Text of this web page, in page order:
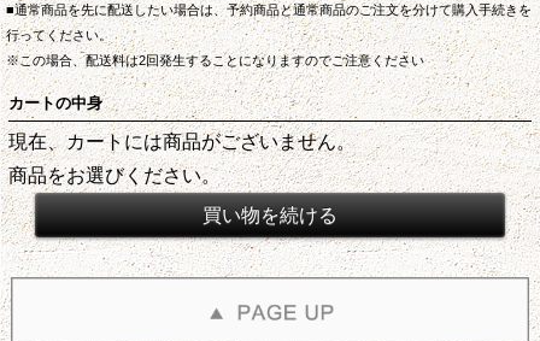
■通常商品を先に配送したい場合は、予約商品と通常商品のご注文を分けて購入手続きを
行ってください。
※この場合、配送料は2回発生することになりますのでご注意ください
カートの中身
現在、カートには商品がございません。
商品をお選びください。